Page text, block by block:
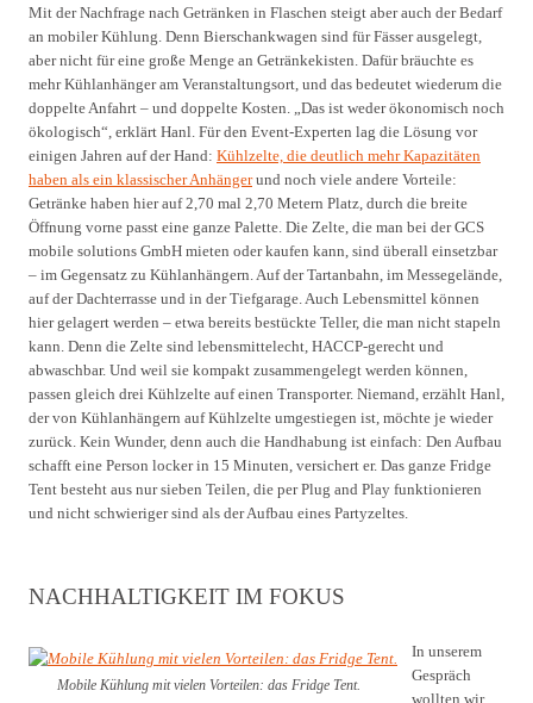
Mit der Nachfrage nach Getränken in Flaschen steigt aber auch der Bedarf
an mobiler Kühlung. Denn Bierschankwagen sind für Fässer ausgelegt,
aber nicht für eine große Menge an Getränkekisten. Dafür bräuchte es
mehr Kühlanhänger am Veranstaltungsort, und das bedeutet wiederum die
doppelte Anfahrt – und doppelte Kosten. „Das ist weder ökonomisch noch
ökologisch“, erklärt Hanl. Für den Event-Experten lag die Lösung vor
einigen Jahren auf der Hand: Kühlzelte, die deutlich mehr Kapazitäten
haben als ein klassischer Anhängerund noch viele andere Vorteile:
Getränke haben hier auf 2,70 mal 2,70 Metern Platz, durch die breite
Öffnung vorne passt eine ganze Palette. Die Zelte, die man bei der GCS
mobile solutions GmbH mieten oder kaufen kann, sind überall einsetzbar
– im Gegensatz zu Kühlanhängern. Auf der Tartanbahn, im Messegelände,
auf der Dachterrasse und in der Tiefgarage. Auch Lebensmittel können
hier gelagert werden – etwa bereits bestückte Teller, die man nicht stapeln
kann. Denn die Zelte sind lebensmittelecht, HACCP-gerecht und
abwaschbar. Und weil sie kompakt zusammengelegt werden können,
passen gleich drei Kühlzelte auf einen Transporter. Niemand, erzählt Hanl,
der von Kühlanhängern auf Kühlzelte umgestiegen ist, möchte je wieder
zurück. Kein Wunder, denn auch die Handhabung ist einfach: Den Aufbau
schafft eine Person locker in 15 Minuten, versichert er. Das ganze Fridge
Tent besteht aus nur sieben Teilen, die per Plug and Play funktionieren
und nicht schwieriger sind als der Aufbau eines Partyzeltes.
NACHHALTIGKEIT IM FOKUS
Mobile Kühlung mit vielen Vorteilen: das Fridge Tent.
In unserem
Gespräch
wollten wir